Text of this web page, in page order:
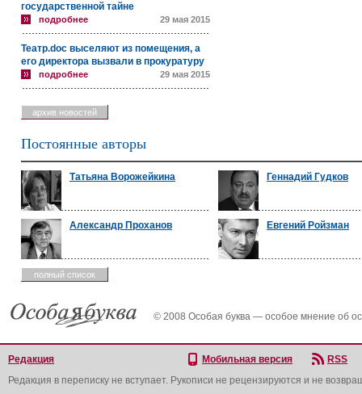
государственной тайне
подробнее 29 мая 2015
Театр.doc выселяют из помещения, а
его директора вызвали в прокуратуру
подробнее 29 мая 2015
архив новостей
Постоянные авторы
Татьяна Ворожейкина Геннадий Гудков
Александр Проханов Евгений Ройзман
полный список
© 2008 Особая буква — особое мнение об
Редакция Мобильная версия
RSS
Редакция в переписку не вступает. Рукописи не рецензируются и не